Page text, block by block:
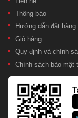
Thông báo
Hướng dẫn đặt hàng
Giỏ hàng
Quy định và chính
Chính sách bảo mật